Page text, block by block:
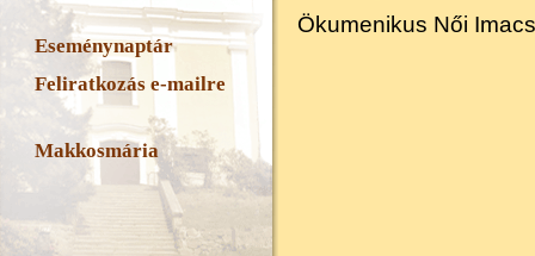
Eseménynaptár
Feliratkozás e-mailre
Makkosmária
Ökumenikus Női